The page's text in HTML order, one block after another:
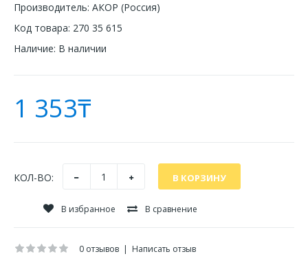
Производитель: АКОР (Россия)
Код товара: 270 35 615
Наличие: В наличии
1 353₸
КОЛ-ВО:
В избранное В сравнение
0 отзывов | Написать отзыв